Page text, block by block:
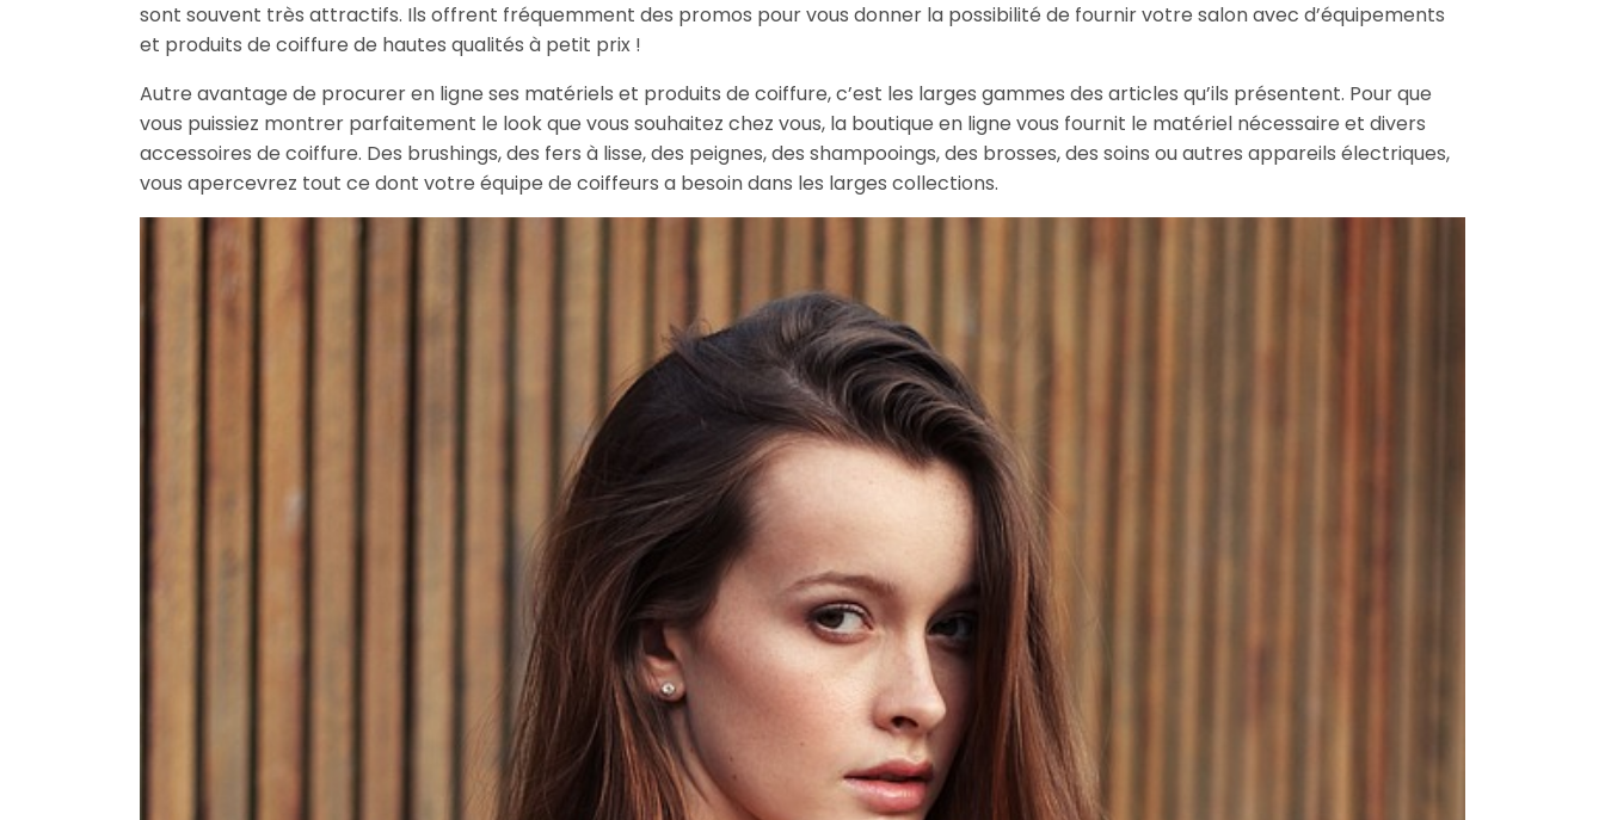
sont souvent très attractifs. Ils offrent fréquemment des promos pour vous donner la possibilité de fournir votre salon avec d’équipements
et produits de coiffure de hautes qualités à petit prix !
Autre avantage de procurer en ligne ses matériels et produits de coiffure, c’est les larges gammes des articles qu’ils présentent. Pour que
vous puissiez montrer parfaitement le look que vous souhaitez chez vous, la boutique en ligne vous fournit le matériel nécessaire et divers
accessoires de coiffure. Des brushings, des fers à lisse, des peignes, des shampooings, des brosses, des soins ou autres appareils électriques,
vous apercevrez tout ce dont votre équipe de coiffeurs a besoin dans les larges collections.